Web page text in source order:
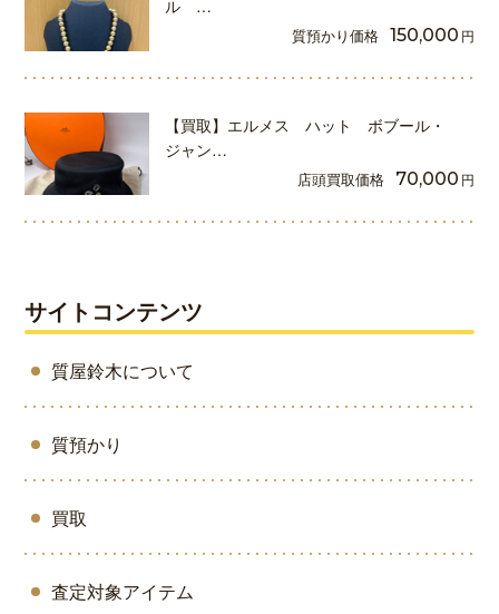
ル …
質預かり価格 150,000 円
【買取】エルメス ハット ボブール・
ジャン…
店頭買取価格 70,000 円
サイトコンテンツ
質屋鈴木について
質預かり
買取
査定対象アイテム